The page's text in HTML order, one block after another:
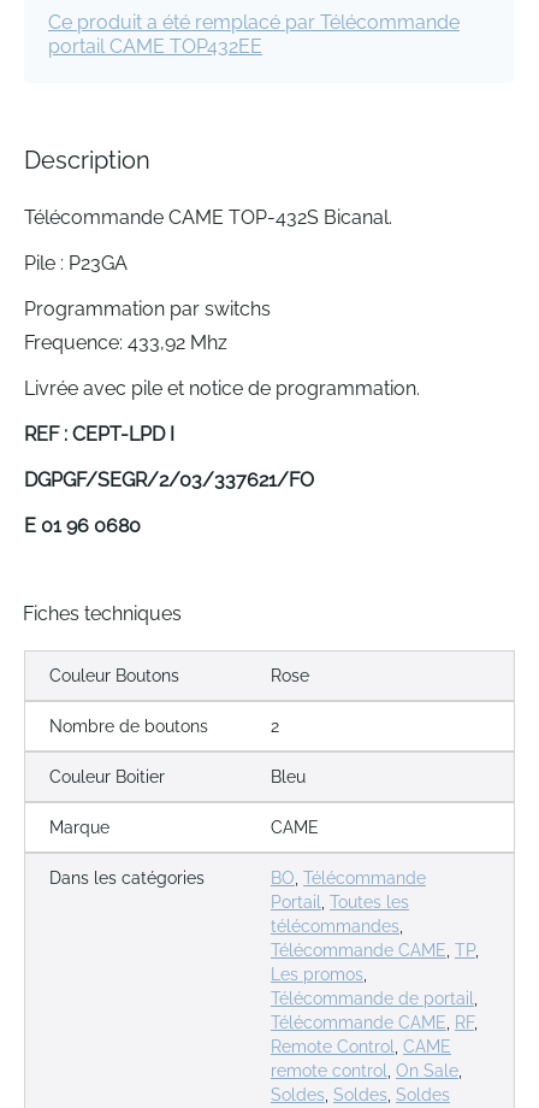
gallery
Ce produit a été remplacé par Télécommande
portail CAME TOP432EE
Description
Télécommande CAME TOP-432S Bicanal.
Pile : P23GA
Programmation par switchs
Frequence: 433,92 Mhz
Livrée avec pile et notice de programmation.
REF : CEPT-LPD I
DGPGF/SEGR/2/03/337621/FO
E 01 96 0680
Fiches techniques
Couleur Boutons Rose
Nombre de boutons 2
Couleur Boitier Bleu
Marque CAME
Dans les catégories BO, Télécommande
Portail, Toutes les
télécommandes,
Télécommande CAME, TP,
Les promos,
Télécommande de portail,
Télécommande CAME, RF,
Remote Control, CAME
remote control, On Sale,
Soldes, Soldes, Soldes